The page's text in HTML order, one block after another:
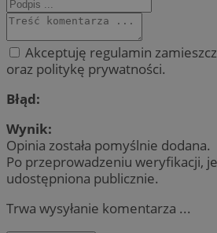
Akceptuję regulamin
oraz politykę prywatności.
Błąd:
Wynik:
Opinia została pomyślnie dodana.
Po przeprowadzeniu weryfikacji,
udostępniona publicznie.
Trwa wysyłanie komentarza ...